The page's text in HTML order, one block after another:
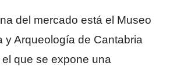
del mercado está el Museo
y Arqueología de Cantabria
el que se expone una